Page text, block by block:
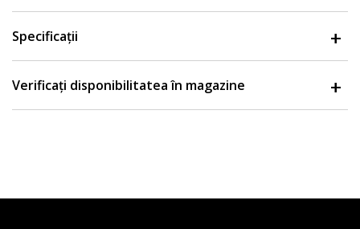
Specificații
Verificați disponibilitatea în magazine